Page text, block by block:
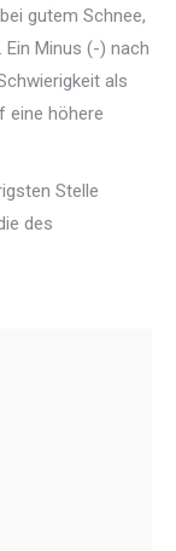
gutem Schnee,
Minus (-) nach
als
eine höhere
Stelle
des